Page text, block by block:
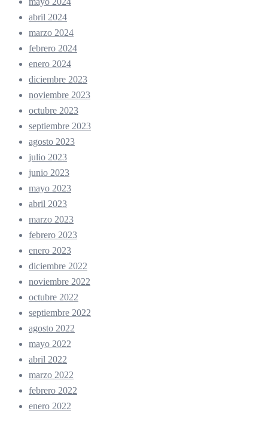
abril 2024
marzo 2024
febrero 2024
enero 2024
diciembre 2023
noviembre 2023
octubre 2023
septiembre 2023
agosto 2023
julio 2023
junio 2023
mayo 2023
abril 2023
marzo 2023
febrero 2023
enero 2023
diciembre 2022
noviembre 2022
octubre 2022
septiembre 2022
agosto 2022
mayo 2022
abril 2022
marzo 2022
febrero 2022
enero 2022